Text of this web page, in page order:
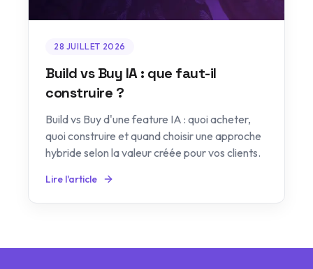
28 JUILLET 2026
Build vs Buy IA : que faut-il
construire ?
Build vs Buy d'une feature IA : quoi acheter,
quoi construire et quand choisir une approche
hybride selon la valeur créée pour vos clients.
Lire l'article